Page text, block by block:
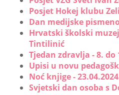
Posjet Hokej klubu
Dan medijske
Hrvatski školski
Tintilinić
Tjedan zdravlja - 8. do
Upisi u novu
Noć knjige -
Svjetski dan osoba s